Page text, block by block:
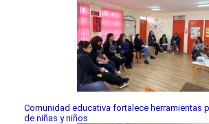
Comunidad educativa fortalece herramientas
de niñas y niños